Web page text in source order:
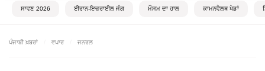
ਸਾਵਣ 2026 ਈਰਾਨ-ਇਜ਼ਰਾਈਲ ਜੰਗ ਮੌਸਮ ਦਾ ਹਾਲ ਕਾਮਨਵੈਲਥ ਖੇਡਾਂ
ਪੰਜਾਬੀ ਖ਼ਬਰਾਂ ਵਪਾਰ ਜਨਰਲ